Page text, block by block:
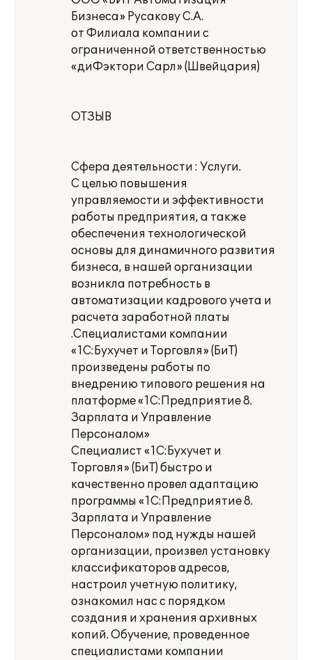
Бизнеса» Русакову С.А.
от Филиала компании с
ограниченной ответственностью
«диФэктори Сарл» (Швейцария)
ОТЗЫВ
Сфера деятельности : Услуги.
С целью повышения
управляемости и эффективности
работы предприятия, а также
обеспечения технологической
основы для динамичного развития
бизнеса, в нашей организации
возникла потребность в
автоматизации кадрового учета и
расчета заработной платы
.Специалистами компании
«1С:Бухучет и Торговля» (БиТ)
произведены работы по
внедрению типового решения на
платформе «1С:Предприятие 8.
Зарплата и Управление
Персоналом»
Специалист «1С:Бухучет и
Торговля» (БиТ) быстро и
качественно провел адаптацию
программы «1С:Предприятие 8.
Зарплата и Управление
Персоналом» под нужды нашей
организации, произвел установку
классификаторов адресов,
настроил учетную политику,
ознакомил нас с порядком
создания и хранения архивных
копий. Обучение, проведенное
специалистами компании